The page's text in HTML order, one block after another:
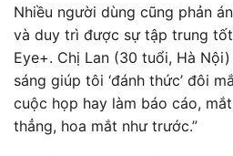
Nhiều người dùng cũng phản
và duy trì được sự tập trung
Eye+. Chị Lan (30 tuổi, Hà
sáng giúp tôi ‘đánh thức’ đôi
cuộc họp hay làm báo cáo,
thẳng, hoa mắt như trước.”